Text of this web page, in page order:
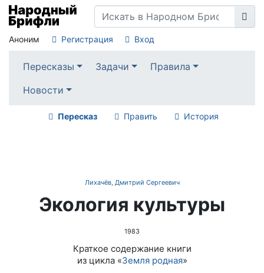
Аноним Регистрация Вход
Пересказы Задачи
Правила
Новости
Пересказ Править История
Лихачёв, Дмитрий Сергеевич
Экология культуры
1983
Краткое содержание книги
из цикла «Земля родная»